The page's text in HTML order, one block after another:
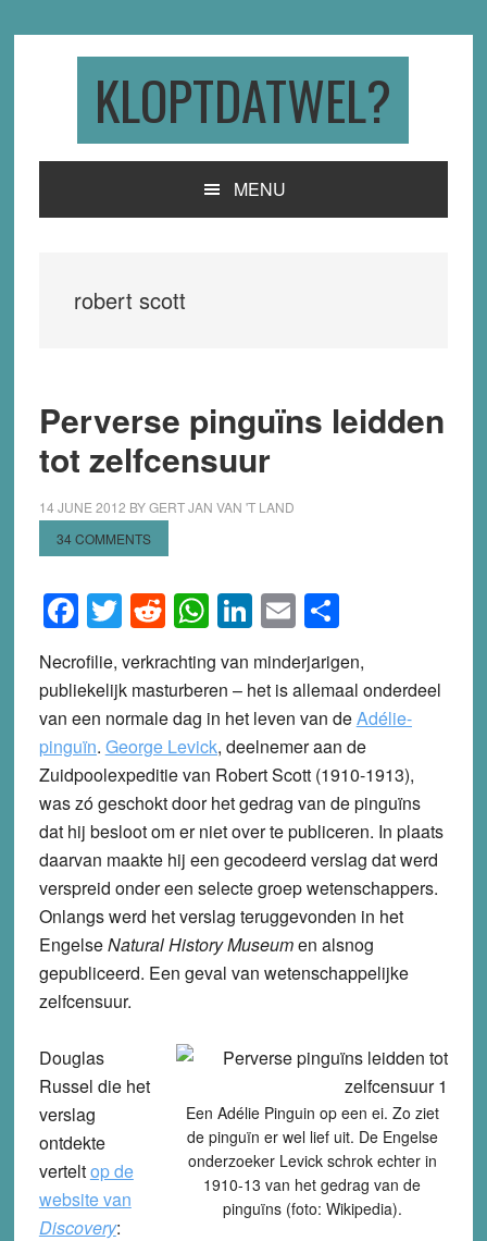
KLOPTDATWEL?
MENU
robert scott
Perverse pinguïns leidden
tot zelfcensuur
14 JUNE 2012 BYGERT JAN VAN 'T LAND
34 COMMENTS
Facebook
Twitter
Reddit
WhatsApp
LinkedIn
EmailShare
Necrofilie, verkrachting van minderjarigen,
publiekelijk masturberen – het is allemaal onderdeel
van een normale dag in het leven van deAdélie-
pinguïn. George Levick, deelnemer aan de
Zuidpoolexpeditie van Robert Scott (1910-1913),
was zó geschokt door het gedrag van de pinguïns
dat hij besloot om er niet over te publiceren. In plaats
daarvan maakte hij een gecodeerd verslag dat werd
verspreid onder een selecte groep wetenschappers.
Onlangs werd het verslag teruggevonden in het
EngelseNatural History Museumen alsnog
gepubliceerd. Een geval van wetenschappelijke
zelfcensuur.
Een Adélie Pinguin op een ei. Zo ziet
de pinguïn er wel lief uit. De Engelse
onderzoeker Levick schrok echter in
1910-13 van het gedrag van de
pinguïns (foto: Wikipedia).
Douglas
Russel die het
verslag
ontdekte
verteltop de
website van
Discovery: